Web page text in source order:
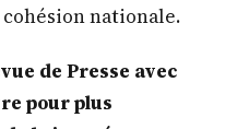
nationale.
de Presse avec
pour plus